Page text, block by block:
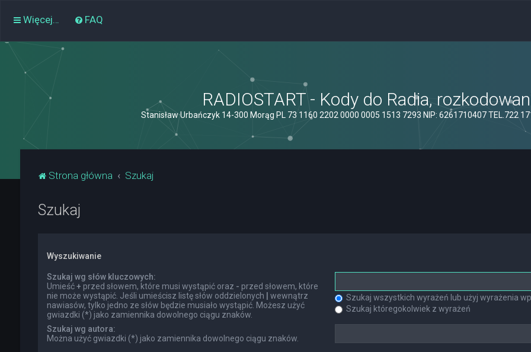
Więcej… FAQ
RADIOSTART - Kody do Radia,
Stanisław Urbańczyk 14-300 Morąg PL 73 1160 2202 0000 0005 1513 7293 NIP: 6261710407 TEL.722
Strona główna Szukaj
Szukaj
Wyszukiwanie
Szukaj wg słów kluczowych:
Umieść+ przed słowem, które musi wystąpić oraz - przed słowem, które
nie może wystąpić. Jeśli umieścisz listę słów oddzielonych
wewnątrz
nawiasów, tylko jedno ze słów będzie musiało wystąpić. Możesz użyć
gwiazdki (*) jako zamiennika dowolnego ciągu znaków.
Szukaj wszystkich wyrażeń lub użyj wyrażenia
Szukaj któregokolwiek z wyrażeń
Szukaj wg autora:
Można użyć gwiazdki (*) jako zamiennika dowolnego ciągu znaków.